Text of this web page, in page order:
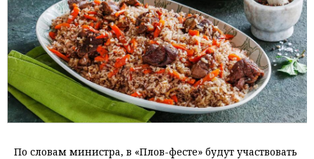
По словам министра, в «Плов-фесте» будут участвовать